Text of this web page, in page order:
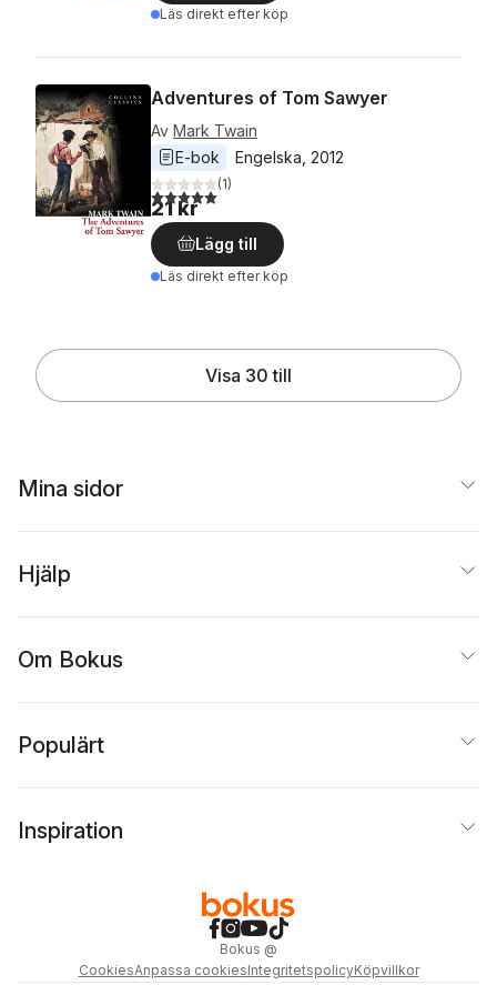
Läs direkt efter köp
Adventures of Tom Sawyer
Av Mark Twain
E-bok
Engelska 2012
5,0utav 5 stjärnor. Totalt antal röster:
(1)
21 kr
Lägg till
Läs direkt efter köp
Visa 30 till
Mina sidor
Hjälp
Om Bokus
Populärt
Inspiration
Bokus @
CookiesAnpassa cookiesIntegritetspolicyKöpvillkor